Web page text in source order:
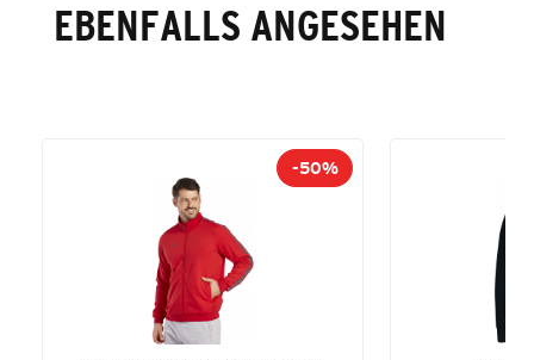
EBENFALLS ANGESEHEN
-50%